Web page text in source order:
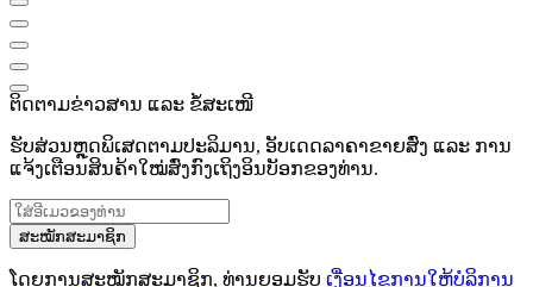
ຕິດຕາມຂ່າວສານ ແລະ ຂໍ້ສະເໜີ
ຮັບສ່ວນຫຼຸດພິເສດຕາມປະລິມານ, ອັບເດດລາຄາຂາຍສົ່ງ ແລະ ການ
ແຈ້ງເຕືອນສິນຄ້າໃໝ່ສົ່ງກົງເຖິງອິນບັອກຂອງທ່ານ.
ສະໝັກສະມາຊິກ
ໂດຍການສະໝັກສະມາຊິກ, ທ່ານຍອມຮັບ ເງື່ອນໄຂການໃຫ້ບໍລິການ